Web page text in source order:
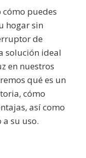
cómo puedes
hogar sin
de
solución ideal
en nuestros
qué es un
cómo
así como
su uso.